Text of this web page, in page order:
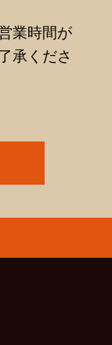
業時間が
承くださ